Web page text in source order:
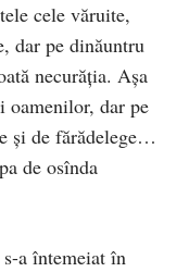
cele văruite,
dar pe dinăuntru
necurăția. Așa
oamenilor, dar pe
și de fărădelege…
de osînda
a întemeiat în